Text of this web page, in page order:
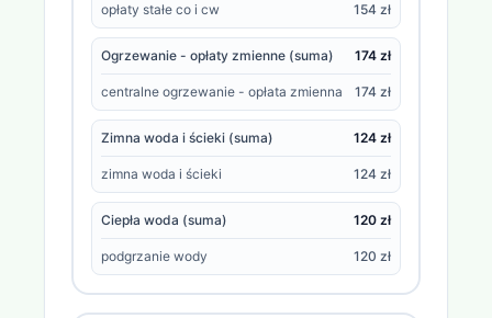
opłaty stałe co i cw
154 zł
Ogrzewanie - opłaty zmienne (suma) 174 zł
centralne ogrzewanie - opłata zmienna 174 zł
Zimna woda i ścieki (suma) 124 zł
zimna woda i ścieki 124 zł
Ciepła woda (suma) 120 zł
podgrzanie wody 120 zł